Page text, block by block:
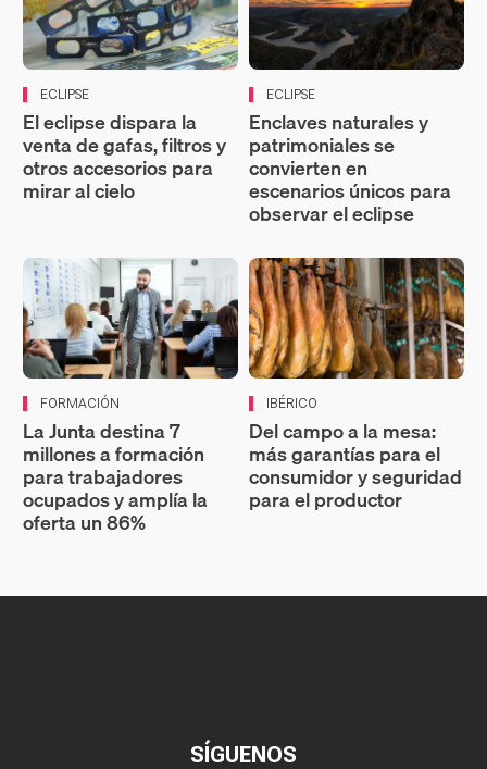
ECLIPSE
El eclipse dispara la
venta de gafas, filtros y
otros accesorios para
mirar al cielo
ECLIPSE
Enclaves naturales y
patrimoniales se
convierten en
escenarios únicos para
observar el eclipse
FORMACIÓN
La Junta destina 7
millones a formación
para trabajadores
ocupados y amplía la
oferta un 86%
IBÉRICO
Del campo a la mesa:
más garantías para el
consumidor y seguridad
para el productor
SÍGUENOS